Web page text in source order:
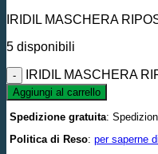
IRIDIL MASCHERA
5 disponibili
IRIDIL MASCHERA
Aggiungi al carrello
Spedizione gratuita:
Politica di Reso: per saperne